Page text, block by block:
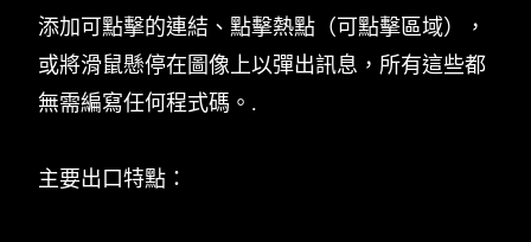
添加可點擊的連結、點擊熱點（可點擊區域），
或將滑鼠懸停在圖像上以彈出訊息，所有這些都
無需編寫任何程式碼。.
主要出口特點：